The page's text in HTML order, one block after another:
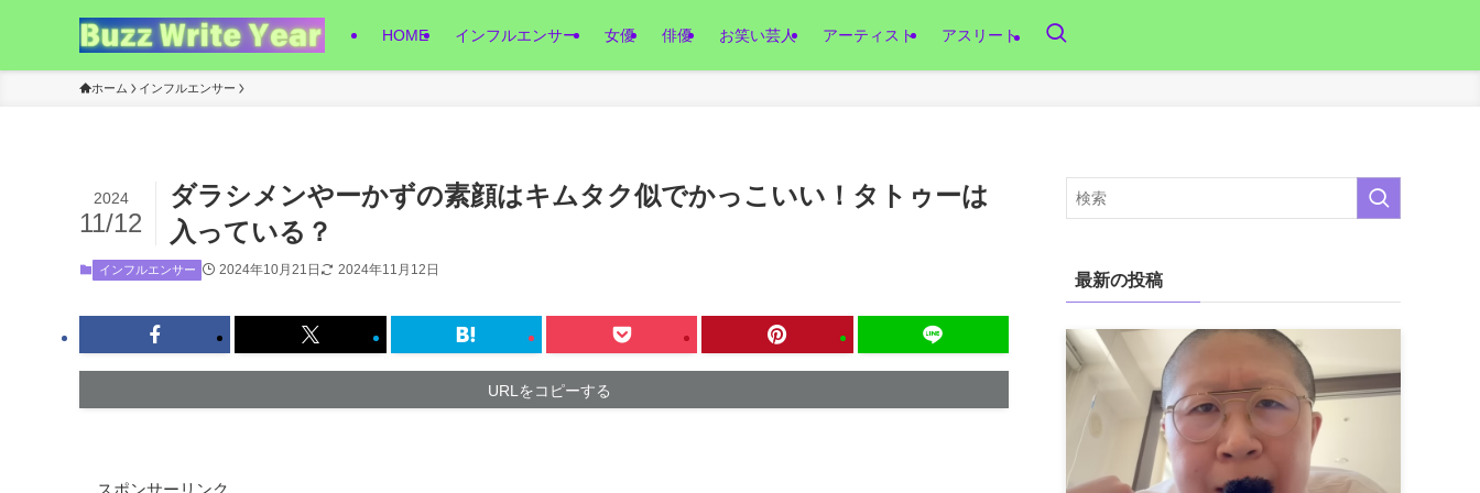
HOME インフルエンサー 女優 俳優 お笑い芸人 アーティスト アスリート
ホーム インフルエンサー
ダラシメンやーかずの素顔はキムタク似でかっこいい！タトゥーは
入っている？
2024
11/12
インフルエンサー 2024年10月21日 2024年11月12日
URLをコピーする
スポンサーリンク
最新の投稿